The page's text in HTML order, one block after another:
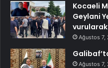
Kocaeli
Geylani
Ağustos 7,
Ağustos 7,